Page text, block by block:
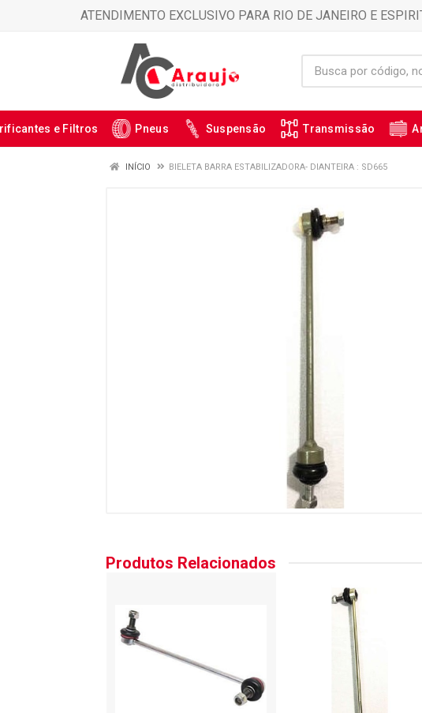
ATENDIMENTO EXCLUSIVO PARA RIO DE JANEIRO E
e Filtros Pneus Suspensão Transmissão
INÍCIO BIELETA BARRA ESTABILIZADORA- DIANTEIRA : SD665
Produtos Relacionados